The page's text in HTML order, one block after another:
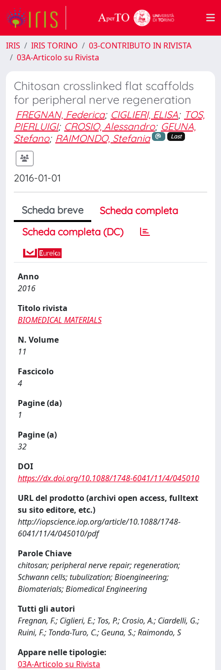
IRIS IRIS TORINO
03-CONTRIBUTO IN RIVISTA
03A-Articolo su Rivista
Chitosan crosslinked flat scaffolds
for peripheral nerve regeneration
FREGNAN, Federica; CIGLIERI, ELISA; TOS,
PIERLUIGI; CROSIO, Alessandro; GEUNA,
Stefano; RAIMONDO, Stefania Last
2016-01-01
Scheda breve
Scheda completa
Scheda completa (DC)
Anno
2016
Titolo rivista
BIOMEDICAL MATERIALS
N. Volume
11
Fascicolo
4
Pagine (da)
1
Pagine (a)
32
DOI
https://dx.doi.org/10.1088/1748-6041/11/4/045010
URL del prodotto (archivi open access, fulltext
su sito editore, etc.)
http://iopscience.iop.org/article/10.1088/1748-
6041/11/4/045010/pdf
Parole Chiave
chitosan; peripheral nerve repair; regeneration;
Schwann cells; tubulization; Bioengineering;
Biomaterials; Biomedical Engineering
Tutti gli autori
Fregnan, F.; Ciglieri, E.; Tos, P.; Crosio, A.; Ciardelli, G.;
Ruini, F.; Tonda-Turo, C.; Geuna, S.; Raimondo, S
Appare nelle tipologie:
03A-Articolo su Rivista